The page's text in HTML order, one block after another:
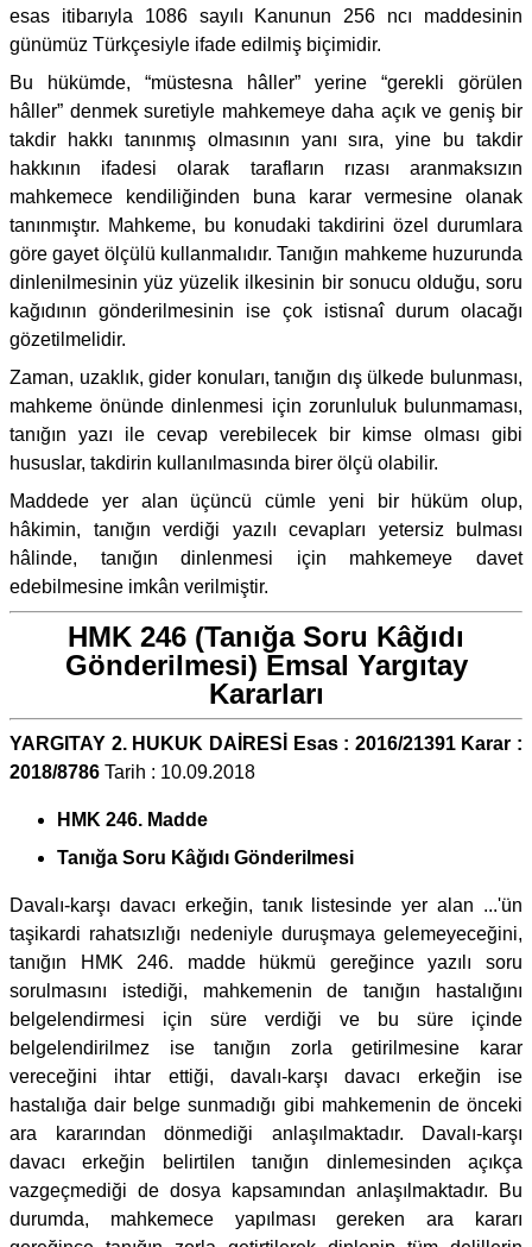
esas itibarıyla 1086 sayılı Kanunun 256 ncı maddesinin
günümüz Türkçesiyle ifade edilmiş biçimidir.
Bu hükümde, “müstesna hâller” yerine “gerekli görülen
hâller” denmek suretiyle mahkemeye daha açık ve geniş bir
takdir hakkı tanınmış olmasının yanı sıra, yine bu takdir
hakkının ifadesi olarak tarafların rızası aranmaksızın
mahkemece kendiliğinden buna karar vermesine olanak
tanınmıştır. Mahkeme, bu konudaki takdirini özel durumlara
göre gayet ölçülü kullanmalıdır. Tanığın mahkeme huzurunda
dinlenilmesinin yüz yüzelik ilkesinin bir sonucu olduğu, soru
kağıdının gönderilmesinin ise çok istisnaî durum olacağı
gözetilmelidir.
Zaman, uzaklık, gider konuları, tanığın dış ülkede bulunması,
mahkeme önünde dinlenmesi için zorunluluk bulunmaması,
tanığın yazı ile cevap verebilecek bir kimse olması gibi
hususlar, takdirin kullanılmasında birer ölçü olabilir.
Maddede yer alan üçüncü cümle yeni bir hüküm olup,
hâkimin, tanığın verdiği yazılı cevapları yetersiz bulması
hâlinde, tanığın dinlenmesi için mahkemeye davet
edebilmesine imkân verilmiştir.
HMK 246 (Tanığa Soru Kâğıdı
Gönderilmesi) Emsal Yargıtay
Kararları
YARGITAY 2. HUKUK DAİRESİ Esas : 2016/21391 Karar :
2018/8786 Tarih : 10.09.2018
HMK 246. Madde
Tanığa Soru Kâğıdı Gönderilmesi
Davalı-karşı davacı erkeğin, tanık listesinde yer alan ...'ün
taşikardi rahatsızlığı nedeniyle duruşmaya gelemeyeceğini,
tanığın HMK 246. madde hükmü gereğince yazılı soru
sorulmasını istediği, mahkemenin de tanığın hastalığını
belgelendirmesi için süre verdiği ve bu süre içinde
belgelendirilmez ise tanığın zorla getirilmesine karar
vereceğini ihtar ettiği, davalı-karşı davacı erkeğin ise
hastalığa dair belge sunmadığı gibi mahkemenin de önceki
ara kararından dönmediği anlaşılmaktadır. Davalı-karşı
davacı erkeğin belirtilen tanığın dinlemesinden açıkça
vazgeçmediği de dosya kapsamından anlaşılmaktadır. Bu
durumda, mahkemece yapılması gereken ara kararı